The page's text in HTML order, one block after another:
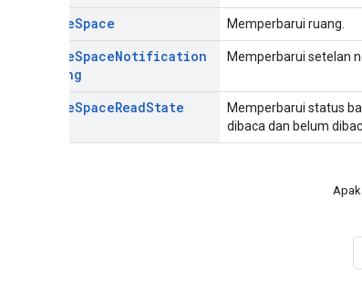
UpdateSpace Memperbarui ruang.
UpdateSpaceNotification
Setting
Memperbarui setelan
UpdateSpaceReadState
Memperbarui status
dibaca dan belum